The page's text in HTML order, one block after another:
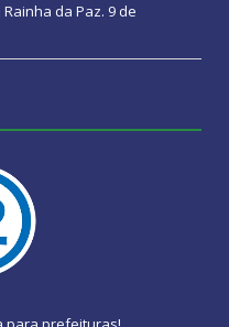
da Paz. 9 de